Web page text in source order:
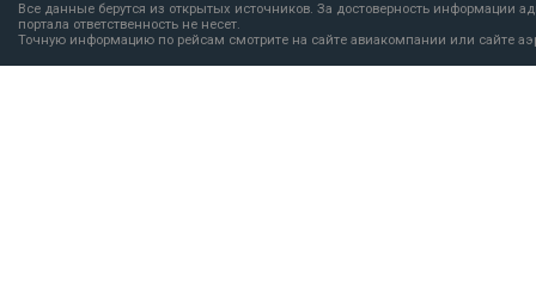
Все данные берутся из открытых источников. За достоверность информации
портала ответственность не несет.
Точную информацию по рейсам смотрите на сайте авиакомпании или сайте